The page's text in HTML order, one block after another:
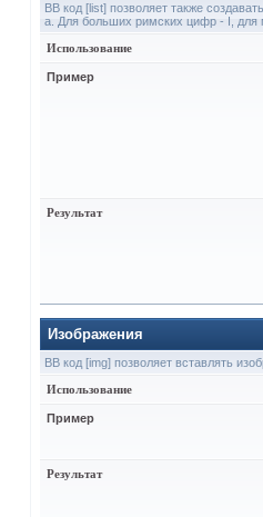
BB код [list] позволяет также
а. Для больших римских цифр - I, для
Использование
Пример
Результат
Изображения
BB код [img] позволяет вставлять
Использование
Пример
Результат